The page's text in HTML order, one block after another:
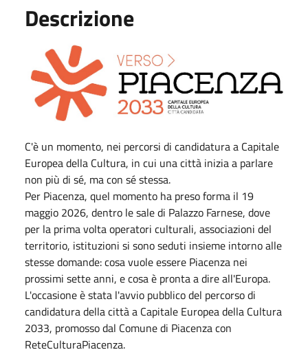
Descrizione
C'è un momento, nei percorsi di candidatura a Capitale
Europea della Cultura, in cui una città inizia a parlare
non più di sé, ma con sé stessa.
Per Piacenza, quel momento ha preso forma il 19
maggio 2026, dentro le sale di Palazzo Farnese, dove
per la prima volta operatori culturali, associazioni del
territorio, istituzioni si sono seduti insieme intorno alle
stesse domande: cosa vuole essere Piacenza nei
prossimi sette anni, e cosa è pronta a dire all'Europa.
L'occasione è stata l'avvio pubblico del percorso di
candidatura della città a Capitale Europea della Cultura
2033, promosso dal Comune di Piacenza con
ReteCulturaPiacenza.